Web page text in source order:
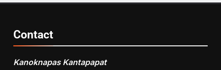
Contact
Kanoknapas Kantapapat